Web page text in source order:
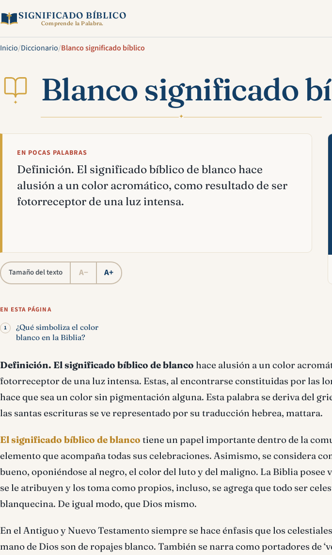
SIGNIFICADO BÍBLICO
Comprende la Palabra.
Inicio/Diccionario/Blanco significado bíblico
✦ Blanco significado
✦
EN POCAS PALABRAS
Definición. El significado bíblico de blanco hace
alusión a un color acromático, como resultado de ser
fotorreceptor de una luz intensa.
Tamaño del texto A− A+
EN ESTA PÁGINA
¿Qué simboliza el color
blanco en la Biblia?
Definición. El significado bíblico de blanco hace alusión a un color
fotorreceptor de una luz intensa. Estas, al encontrarse constituidas por las
hace que sea un color sin pigmentación alguna. Esta palabra se deriva del
las santas escrituras se ve representado por su traducción hebrea, mattara.
El significado bíblico de blanco tiene un papel importante dentro de la
elemento que acompaña todas sus celebraciones. Asimismo, se considera
bueno, oponiéndose al negro, el color del luto y del maligno. La Biblia posee
se le atribuyen y los toma como propios, incluso, se agrega que todo ser
blanquecina. De igual modo, que Dios mismo.
En el Antiguo y Nuevo Testamento siempre se hace énfasis que los
mano de Dios son de ropajes blanco. También se narra como portadores de